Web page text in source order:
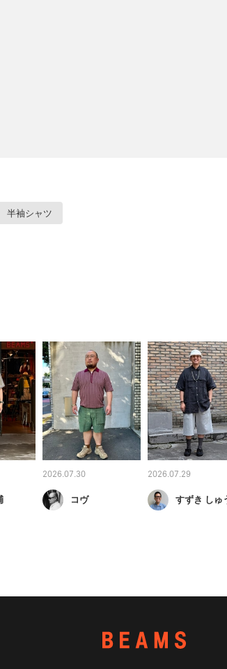
半袖シャツ
2026.07.30
コヴ
2026.07.29
すずき しゅ